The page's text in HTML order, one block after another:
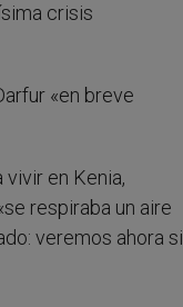
crisis
«en breve
en Kenia,
respiraba un aire
veremos ahora si